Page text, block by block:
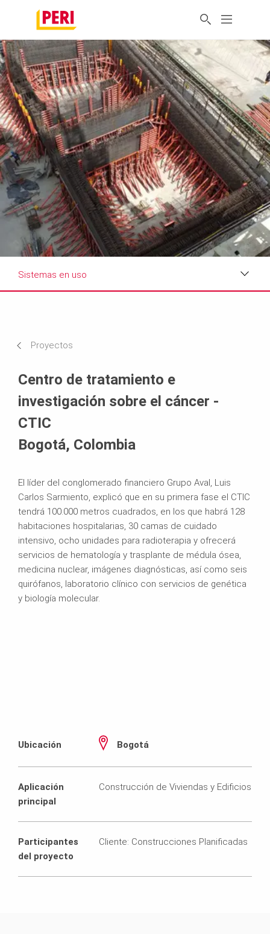
Sistemas en uso
Proyectos
Centro de tratamiento e
investigación sobre el cáncer -
CTIC
Bogotá, Colombia
El líder del conglomerado financiero Grupo Aval, Luis
Carlos Sarmiento, explicó que en su primera fase el CTIC
tendrá 100.000 metros cuadrados, en los que habrá 128
habitaciones hospitalarias, 30 camas de cuidado
intensivo, ocho unidades para radioterapia y ofrecerá
servicios de hematología y trasplante de médula ósea,
medicina nuclear, imágenes diagnósticas, así como seis
quirófanos, laboratorio clínico con servicios de genética
y biología molecular.
Ubicación Bogotá
Aplicación
principal
Construcción de Viviendas y Edificios
Participantes
del proyecto
Cliente: Construcciones Planificadas